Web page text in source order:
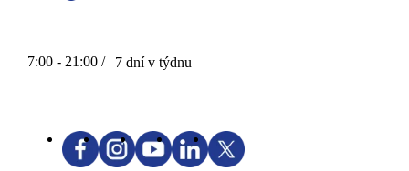
7:00 - 21:00 / 7 dní v týdnu